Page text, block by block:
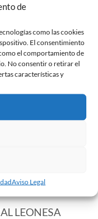
de
como las cookies
El consentimiento
el comportamiento de
No consentir o retirar el
características y
Aviso Legal
LEONESA